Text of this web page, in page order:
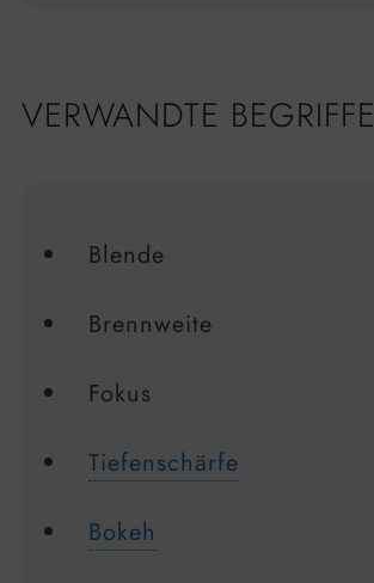
VERWANDTE BEGRIFFE
Blende
Brennweite
Fokus
Tiefenschärfe
Bokeh